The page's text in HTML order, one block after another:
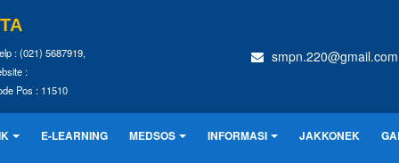
: (021) 5687919,
:
Pos : 11510
smpn.220@gmail.com
E-LEARNING MEDSOS INFORMASI JAKKONEK